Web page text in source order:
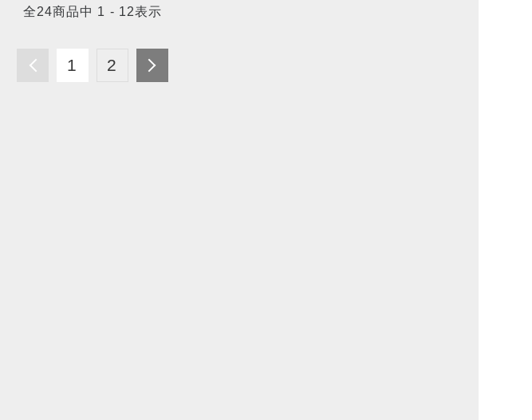
全24商品中 1 - 12表示
1 2